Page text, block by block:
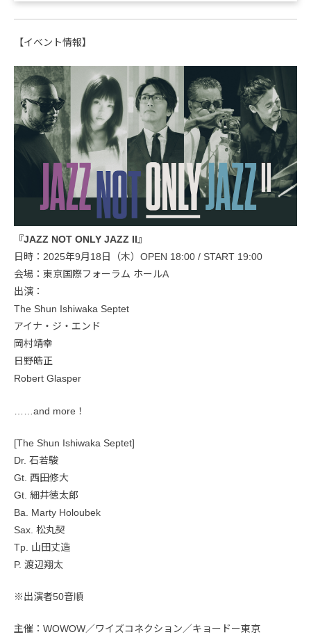
【イベント情報】
『JAZZ NOT ONLY JAZZ II』
日時：2025年9月18日（木）OPEN 18:00 / START 19:00
会場：東京国際フォーラム ホールA
出演：
The Shun Ishiwaka Septet
アイナ・ジ・エンド
岡村靖幸
日野皓正
Robert Glasper
……and more！
[The Shun Ishiwaka Septet]
Dr. 石若駿
Gt. 西田修大
Gt. 細井徳太郎
Ba. Marty Holoubek
Sax. 松丸契
Tp. 山田丈造
P. 渡辺翔太
※出演者50音順
主催：WOWOW／ワイズコネクション／キョードー東京